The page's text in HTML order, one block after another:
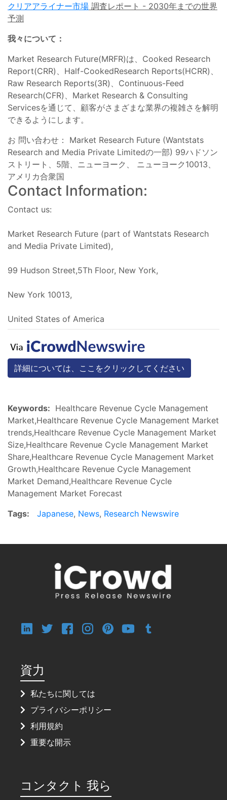
クリアアライナー市場 調査レポート - 2030年までの世界
予測
我々について：
Market Research Future(MRFR)は、Cooked Research
Report(CRR)、Half-CookedResearch Reports(HCRR)、
Raw Research Reports(3R)、Continuous-Feed
Research(CFR)、Market Research & Consulting
Servicesを通じて、顧客がさまざまな業界の複雑さを解明
できるようにします。
お 問い合わせ： Market Research Future (Wantstats
Research and Media Private Limitedの一部) 99ハドソン
ストリート、5階、ニューヨーク、 ニューヨーク10013、
アメリカ合衆国
Contact Information:
Contact us:
Market Research Future (part of Wantstats Research
and Media Private Limited),
99 Hudson Street,5Th Floor, New York,
New York 10013,
United States of America
詳細については、ここをクリックしてください
Keywords: Healthcare Revenue Cycle Management
Market,Healthcare Revenue Cycle Management Market
trends,Healthcare Revenue Cycle Management Market
Size,Healthcare Revenue Cycle Management Market
Share,Healthcare Revenue Cycle Management Market
Growth,Healthcare Revenue Cycle Management
Market Demand,Healthcare Revenue Cycle
Management Market Forecast
Tags:
Japanese, News, Research Newswire
資力
私たちに関しては
プライバシーポリシー
利用規約
重要な開示
コンタクト 我ら